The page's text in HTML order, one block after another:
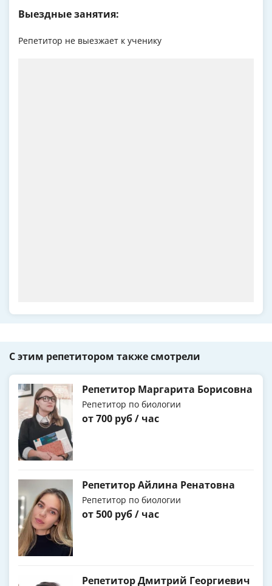
Выездные занятия:
Репетитор не выезжает к ученику
С этим репетитором также смотрели
Репетитор Маргарита Борисовна
Репетитор по биологии
от 700 руб / час
Репетитор Айлина Ренатовна
Репетитор по биологии
от 500 руб / час
Репетитор Дмитрий Георгиевич